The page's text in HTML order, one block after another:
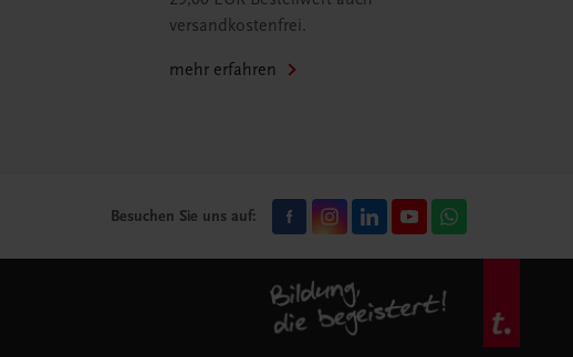
versandkostenfrei.
mehr erfahren
Besuchen Sie uns auf: